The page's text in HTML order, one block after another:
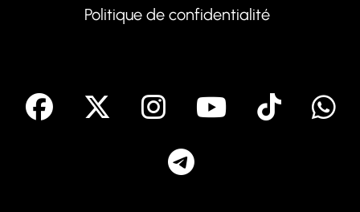
Politique de confidentialité
facebook Instagram
Youtube
Tik